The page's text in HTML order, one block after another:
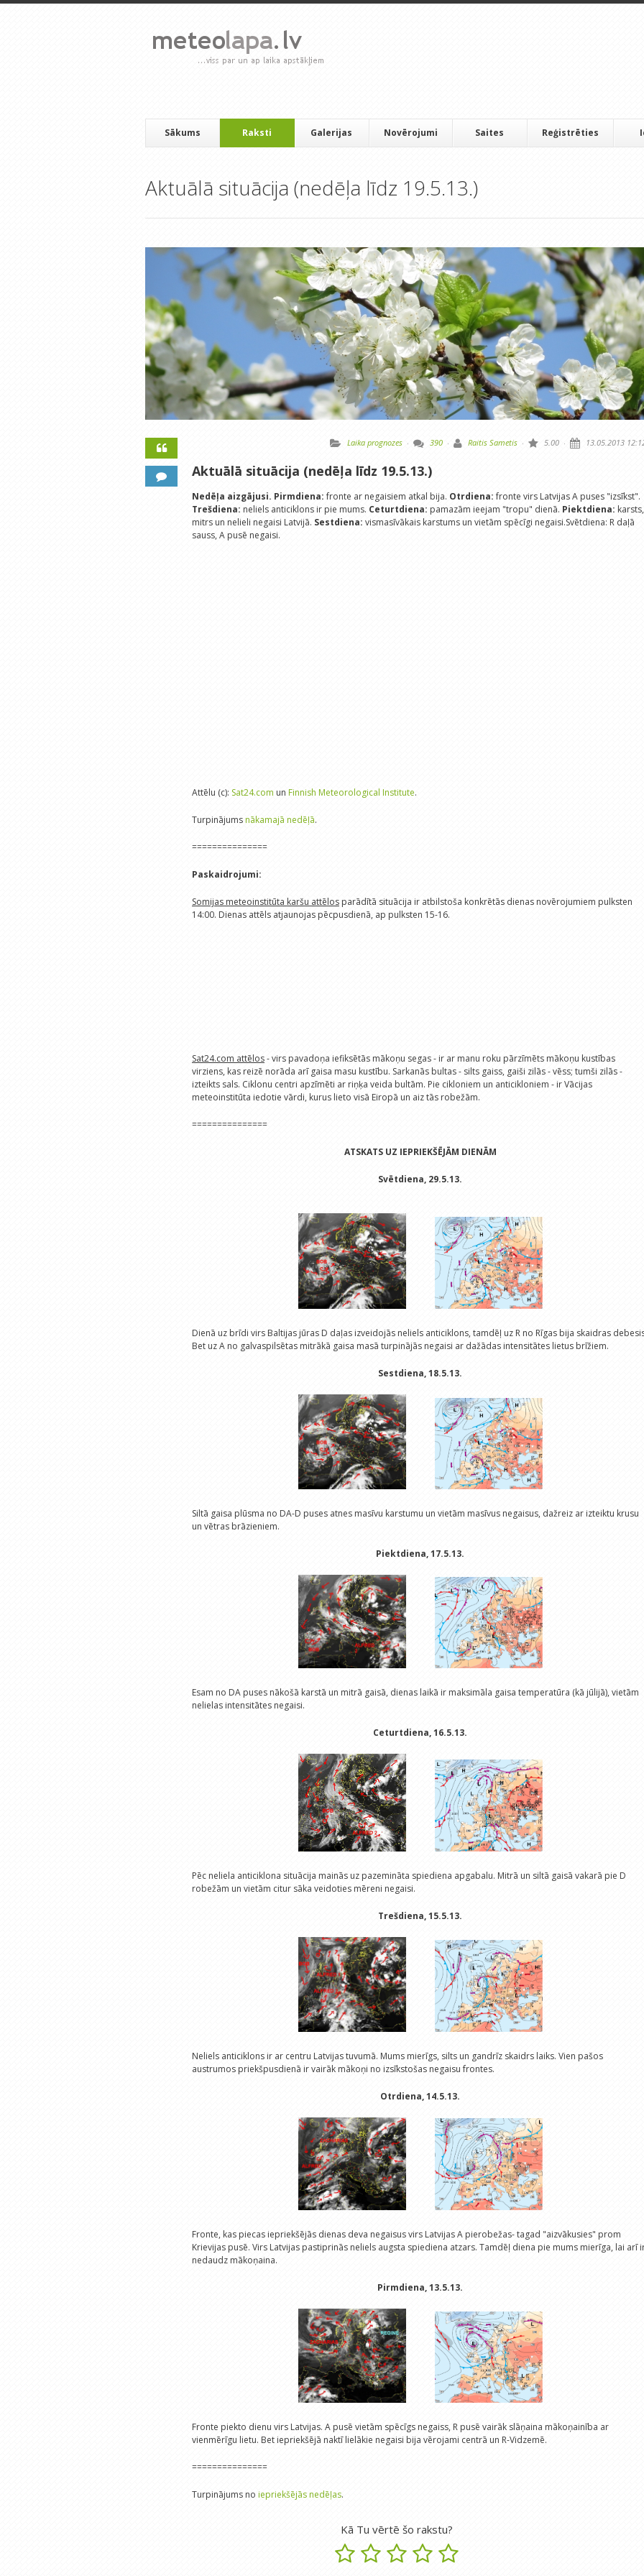
Sākums Raksti Galerijas Novērojumi Saites Reģistrēties
Aktuālā situācija (nedēļa līdz 19.5.13.)
Laika prognozes · 390 · Raitis Sametis · 5.00 · 13.05.2013
Aktuālā situācija (nedēļa līdz 19.5.13.)
Nedēļa aizgājusi. Pirmdiena:fronte ar negaisiem atkal bija. Otrdiena:fronte virs Latvijas A puses "izsīkst".
Trešdiena: neliels anticiklons ir pie mums. Ceturtdiena: pamazām ieejam "tropu" dienā. Piektdiena: karsts,
mitrs un nelieli negaisi Latvijā. Sestdiena: vismasīvākais karstums un vietām spēcīgi negaisi.Svētdiena: R daļā
sauss, A pusē negaisi.
Attēlu (c): Sat24.com un Finnish Meteorological Institute.
Turpinājumsnākamajā nedēļā.
===============
Paskaidrojumi:
Somijas meteoinstitūta karšu attēlosparādītā situācija ir atbilstoša konkrētās dienas novērojumiem pulksten
14:00. Dienas attēls atjaunojas pēcpusdienā, ap pulksten 15-16.
Sat24.com attēlos- virs pavadoņa iefiksētās mākoņu segas - ir ar manu roku pārzīmēts mākoņu kustības
virziens, kas reizē norāda arī gaisa masu kustību. Sarkanās bultas - silts gaiss, gaiši zilās - vēss; tumši zilās -
izteikts sals. Ciklonu centri apzīmēti ar riņķa veida bultām. Pie cikloniem un anticikloniem - ir Vācijas
meteoinstitūta iedotie vārdi, kurus lieto visā Eiropā un aiz tās robežām.
===============
ATSKATS UZ IEPRIEKŠĒJĀM DIENĀM
Svētdiena, 29.5.13.
Dienā uz brīdi virs Baltijas jūras D daļas izveidojās neliels anticiklons, tamdēļ uz R no Rīgas bija skaidras
Bet uz A no galvaspilsētas mitrākā gaisa masā turpinājās negaisi ar dažādas intensitātes lietus brīžiem.
Sestdiena, 18.5.13.
Siltā gaisa plūsma no DA-D puses atnes masīvu karstumu un vietām masīvus negaisus, dažreiz ar izteiktu krusu
un vētras brāzieniem.
Piektdiena, 17.5.13.
Esam no DA puses nākošā karstā un mitrā gaisā, dienas laikā ir maksimāla gaisa temperatūra (kā jūlijā), vietām
nelielas intensitātes negaisi.
Ceturtdiena, 16.5.13.
Pēc neliela anticiklona situācija mainās uz pazemināta spiediena apgabalu. Mitrā un siltā gaisā vakarā pie D
robežām un vietām citur sāka veidoties mēreni negaisi.
Trešdiena, 15.5.13.
Neliels anticiklons ir ar centru Latvijas tuvumā. Mums mierīgs, silts un gandrīz skaidrs laiks. Vien pašos
austrumos priekšpusdienā ir vairāk mākoņi no izsīkstošas negaisu frontes.
Otrdiena, 14.5.13.
Fronte, kas piecas iepriekšējās dienas deva negaisus virs Latvijas A pierobežas- tagad "aizvākusies" prom
Krievijas pusē. Virs Latvijas pastiprinās neliels augsta spiediena atzars. Tamdēļ diena pie mums mierīga, lai arī
nedaudz mākoņaina.
Pirmdiena, 13.5.13.
Fronte piekto dienu virs Latvijas. A pusē vietām spēcīgs negaiss, R pusē vairāk slāņaina mākoņainība ar
vienmērīgu lietu. Bet iepriekšējā naktī lielākie negaisi bija vērojami centrā un R-Vidzemē.
===============
Turpinājums no iepriekšējās nedēļas.
Kā Tu vērtē šo rakstu?